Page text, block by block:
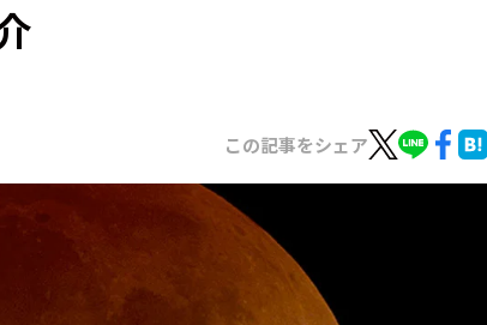
この記事をシェア